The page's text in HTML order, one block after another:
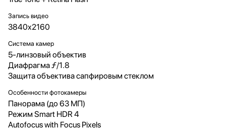
Запись видео
3840x2160
Система камер
5-линзовый объектив
Диафрагма ƒ/1.8
Защита объектива сапфировым стеклом
Особенности фотокамеры
Панорама (до 63 МП)
Режим Smart HDR 4
Autofocus with Focus Pixels